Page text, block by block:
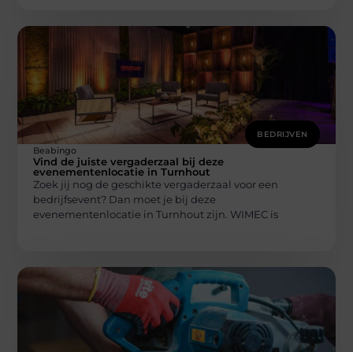
BEDRIJVEN
Beabingo
Vind de juiste vergaderzaal bij deze
evenementenlocatie in Turnhout
Zoek jij nog de geschikte vergaderzaal voor een
bedrijfsevent? Dan moet je bij deze
evenementenlocatie in Turnhout zijn. WIMEC is